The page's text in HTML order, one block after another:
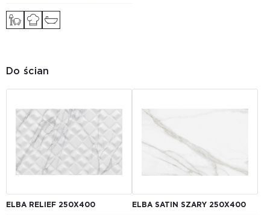
Do ścian
ELBA RELIEF 250X400 ELBA SATIN SZARY 250X400